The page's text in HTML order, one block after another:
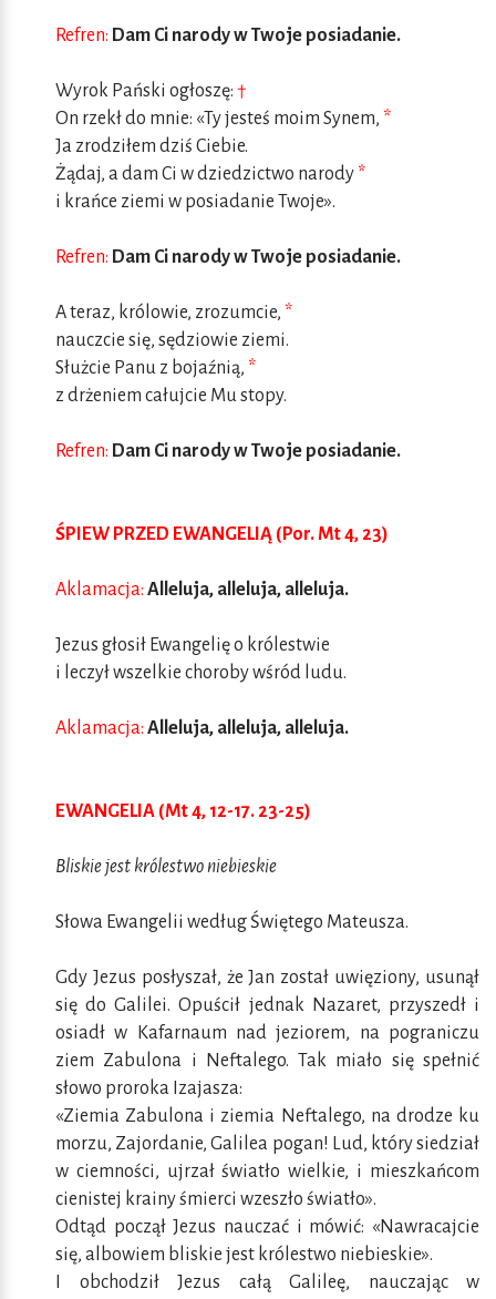
Refren: Dam Ci narody w Twoje posiadanie.
Wyrok Pański ogłoszę: †
On rzekł do mnie: «Ty jesteś moim Synem, *
Ja zrodziłem dziś Ciebie.
Żądaj, a dam Ci w dziedzictwo narody *
i krańce ziemi w posiadanie Twoje».
Refren: Dam Ci narody w Twoje posiadanie.
A teraz, królowie, zrozumcie, *
nauczcie się, sędziowie ziemi.
Służcie Panu z bojaźnią, *
z drżeniem całujcie Mu stopy.
Refren: Dam Ci narody w Twoje posiadanie.
ŚPIEW PRZED EWANGELIĄ (Por. Mt 4, 23)
Aklamacja: Alleluja, alleluja, alleluja.
Jezus głosił Ewangelię o królestwie
i leczył wszelkie choroby wśród ludu.
Aklamacja: Alleluja, alleluja, alleluja.
EWANGELIA (Mt 4, 12-17. 23-25)
Bliskie jest królestwo niebieskie
Słowa Ewangelii według Świętego Mateusza.
Gdy Jezus posłyszał, że Jan został uwięziony, usunął
się do Galilei. Opuścił jednak Nazaret, przyszedł i
osiadł w Kafarnaum nad jeziorem, na pograniczu
ziem Zabulona i Neftalego. Tak miało się spełnić
słowo proroka Izajasza:
«Ziemia Zabulona i ziemia Neftalego, na drodze ku
morzu, Zajordanie, Galilea pogan! Lud, który siedział
w ciemności, ujrzał światło wielkie, i mieszkańcom
cienistej krainy śmierci wzeszło światło».
Odtąd począł Jezus nauczać i mówić: «Nawracajcie
się, albowiem bliskie jest królestwo niebieskie».
I obchodził Jezus całą Galileę, nauczając w